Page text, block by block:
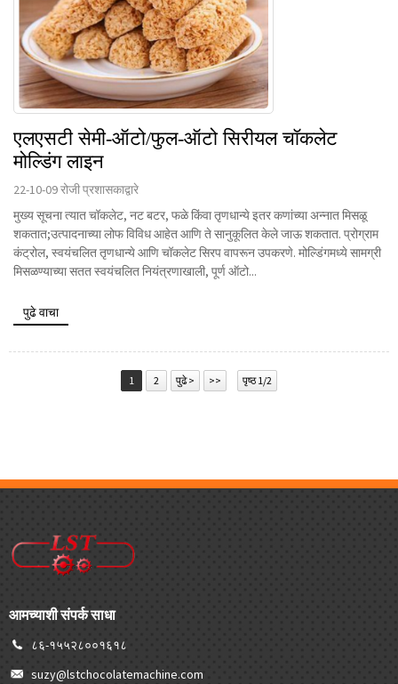
एलएसटी सेमी-ऑटो/फुल-ऑटो सिरीयल चॉकलेट
मोल्डिंग लाइन
22-10-09 रोजी प्रशासकाद्वारे
मुख्य सूचना त्यात चॉकलेट, नट बटर, फळे किंवा तृणधान्ये इतर कणांच्या अन्नात मिसळू
शकतात;उत्पादनाच्या लोफ विविध आहेत आणि ते सानुकूलित केले जाऊ शकतात. प्रोग्राम
कंट्रोल, स्वयंचलित तृणधान्ये आणि चॉकलेट सिरप वापरून उपकरणे. मोल्डिंगमध्ये सामग्री
मिसळण्याच्या सतत स्वयंचलित नियंत्रणाखाली, पूर्ण ऑटो...
पुढे वाचा
1 2 पुढे > >> पृष्ठ 1/2
आमच्याशी संपर्क साधा
८६-१५५२८००१६१८
suzy@lstchocolatemachine.com